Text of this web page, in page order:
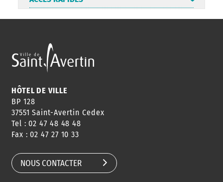
ANNUAIRE
HORAIRES
CONSEILS
DE QUARTIER
HÔTEL DE VILLE
BP 128
37551 Saint-Avertin Cedex
Tel : 02 47 48 48 48
Fax : 02 47 27 10 33
NOUS CONTACTER